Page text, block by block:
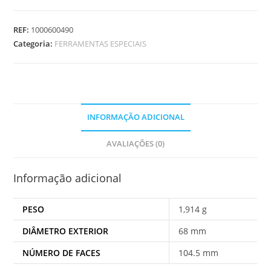
EIXO
REF: 1000600490
Categoria: FERRAMENTAS ESPECIAIS
INFORMAÇÃO ADICIONAL
AVALIAÇÕES (0)
Informação adicional
PESO
1,914 g
DIÂMETRO EXTERIOR
68 mm
NÚMERO DE FACES
104.5 mm